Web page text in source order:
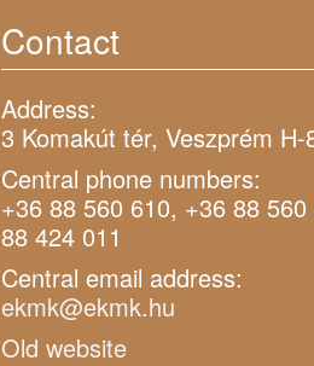
Contact
Address:
3 Komakút tér, Veszprém H-
Central phone numbers:
+36 88 560 610, +36 88
88 424 011
Central email address:
ekmk@ekmk.hu
Old website